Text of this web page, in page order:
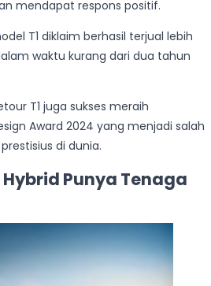
mendapat respons positif.
T1 diklaim berhasil terjual lebih
waktu kurang dari dua tahun
T1 juga sukses meraih
Award 2024 yang menjadi salah
di dunia.
Punya Tenaga